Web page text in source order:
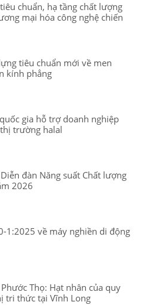
chuẩn, hạ tầng chất lượng
mại hóa công nghệ chiến
tiêu chuẩn mới về men
kính phẳng
gia hỗ trợ doanh nghiệp
trường halal
đàn Năng suất Chất lượng
2026
1:2025 về máy nghiền di động
Thọ: Hạt nhân của quy
tri thức tại Vĩnh Long